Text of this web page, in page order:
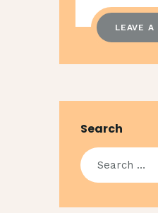
Search
Search
for: